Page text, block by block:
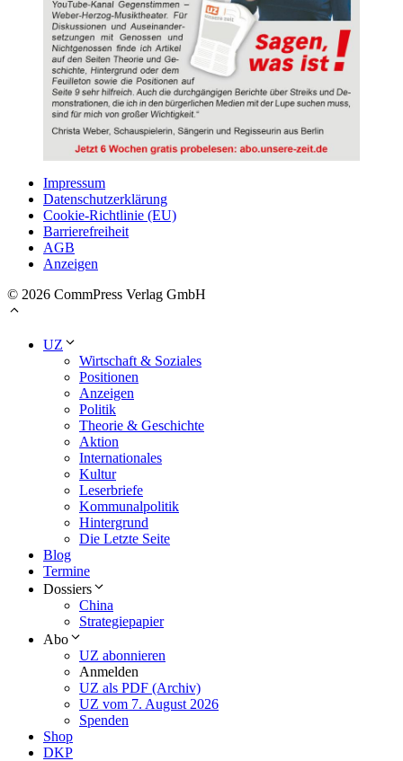
Impressum
Datenschutzerklärung
Cookie-Richtlinie (EU)
Barrierefreiheit
AGB
Anzeigen
© 2026 CommPress Verlag GmbH
UZ
Wirtschaft & Soziales
Positionen
Anzeigen
Politik
Theorie & Geschichte
Aktion
Internationales
Kultur
Leserbriefe
Kommunalpolitik
Hintergrund
Die Letzte Seite
Blog
Termine
Dossiers
China
Strategiepapier
Abo
UZ abonnieren
Anmelden
UZ als PDF (Archiv)
UZ vom 7. August 2026
Spenden
Shop
DKP